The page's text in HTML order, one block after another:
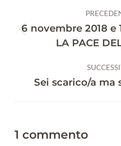
tra
6 novembre 2018 e
LA PACE
Sei scarico/a ma
1 commento